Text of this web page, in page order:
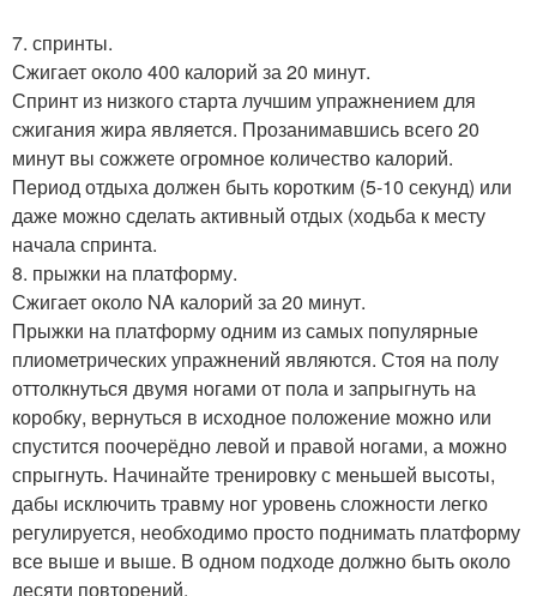
7. спринты.
Сжигает около 400 калорий за 20 минут.
Спринт из низкого старта лучшим упражнением для
сжигания жира является. Прозанимавшись всего 20
минут вы сожжете огромное количество калорий.
Период отдыха должен быть коротким (5-10 секунд) или
даже можно сделать активный отдых (ходьба к месту
начала спринта.
8. прыжки на платформу.
Сжигает около NA калорий за 20 минут.
Прыжки на платформу одним из самых популярные
плиометрических упражнений являются. Стоя на полу
оттолкнуться двумя ногами от пола и запрыгнуть на
коробку, вернуться в исходное положение можно или
спустится поочерёдно левой и правой ногами, а можно
спрыгнуть. Начинайте тренировку с меньшей высоты,
дабы исключить травму ног уровень сложности легко
регулируется, необходимо просто поднимать платформу
все выше и выше. В одном подходе должно быть около
десяти повторений.